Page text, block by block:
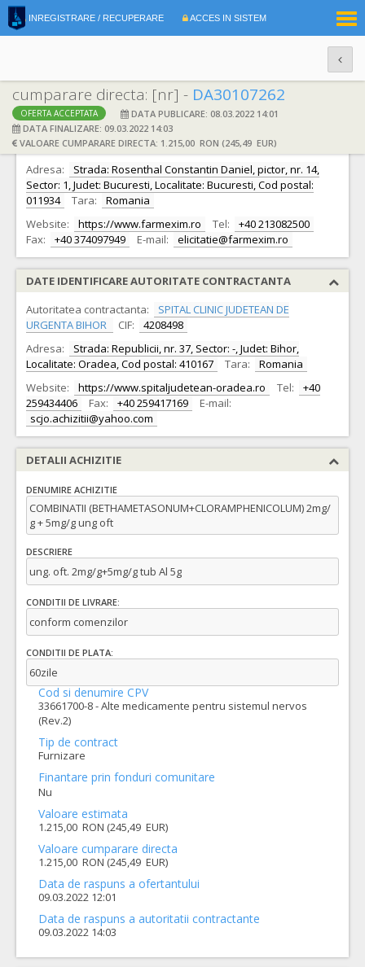
INREGISTRARE / RECUPERARE ACCES IN SISTEM
cumparare directa: [nr] - DA30107262
OFERTA ACCEPTATA
DATA PUBLICARE: 08.03.2022 14:01
DATA FINALIZARE: 09.03.2022 14:03
VALOARE CUMPARARE DIRECTA: 1.215,00 RON (245,49 EUR)
DATE IDENTIFICARE OFERTANT
Ofertant: S.C. FARMEXIM S.A. S.A. CIF:
335278
Adresa:
Strada: Rosenthal Constantin Daniel, pictor, nr. 14,
Sector: 1, Judet: Bucuresti, Localitate: Bucuresti, Cod postal:
011934
Tara:
Romania
Website:
https://www.farmexim.ro Tel:
+40 213082500
Fax:
+40 374097949 E-mail: elicitatie@farmexim.ro
DATE IDENTIFICARE AUTORITATE CONTRACTANTA
Autoritatea contractanta:
SPITAL CLINIC JUDETEAN DE
URGENTA BIHOR
CIF:
4208498
Adresa:
Strada: Republicii, nr. 37, Sector: -, Judet: Bihor,
Localitate: Oradea, Cod postal: 410167
Tara:
Romania
Website:
https://www.spitaljudetean-oradea.ro Tel:
+40
259434406
Fax: +40 259417169
E-mail:
scjo.achizitii@yahoo.com
DETALII ACHIZITIE
DENUMIRE ACHIZITIE
COMBINATII (BETHAMETASONUM+CLORAMPHENICOLUM) 2mg/
g + 5mg/g ung oft
DESCRIERE
ung. oft. 2mg/g+5mg/g tub Al 5g
CONDITII DE LIVRARE:
conform comenzilor
CONDITII DE PLATA:
60zile
Cod si denumire CPV
33661700-8 - Alte medicamente pentru sistemul nervos
(Rev.2)
Tip de contract
Furnizare
Finantare prin fonduri comunitare
Nu
Valoare estimata
1.215,00 RON (245,49 EUR)
Valoare cumparare directa
1.215,00 RON (245,49 EUR)
Data de raspuns a ofertantului
09.03.2022 12:01
Data de raspuns a autoritatii contractante
09.03.2022 14:03